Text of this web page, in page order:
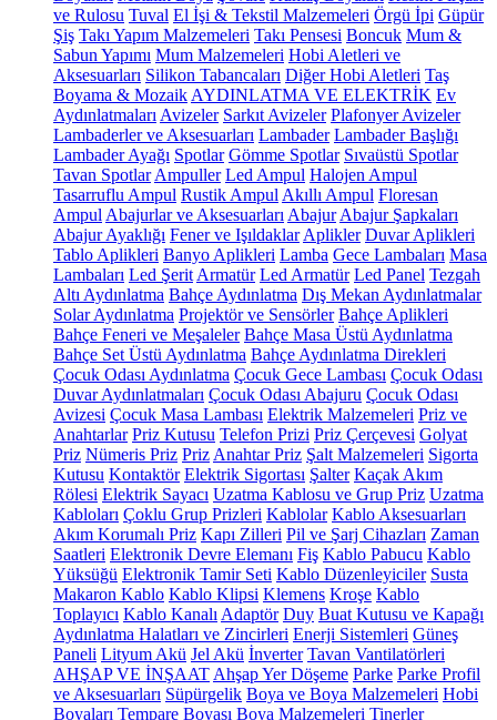
ve Rulosu Tuval El İşi & Tekstil Malzemeleri Örgü İpi Güpür
Şiş Takı Yapım Malzemeleri Takı Pensesi Boncuk Mum &
Sabun Yapımı Mum Malzemeleri Hobi Aletleri ve
Aksesuarları Silikon Tabancaları Diğer Hobi Aletleri Taş
Boyama & Mozaik AYDINLATMA VE ELEKTRİK Ev
Aydınlatmaları Avizeler Sarkıt Avizeler Plafonyer Avizeler
Lambaderler ve Aksesuarları Lambader Lambader Başlığı
Lambader Ayağı Spotlar Gömme Spotlar Sıvaüstü Spotlar
Tavan Spotlar Ampuller Led Ampul Halojen Ampul
Tasarruflu Ampul Rustik Ampul Akıllı Ampul Floresan
Ampul Abajurlar ve Aksesuarları Abajur Abajur Şapkaları
Abajur Ayaklığı Fener ve Işıldaklar Aplikler Duvar Aplikleri
Tablo Aplikleri Banyo Aplikleri Lamba Gece Lambaları Masa
Lambaları Led Şerit Armatür Led Armatür Led Panel Tezgah
Altı Aydınlatma Bahçe Aydınlatma Dış Mekan Aydınlatmalar
Solar Aydınlatma Projektör ve Sensörler Bahçe Aplikleri
Bahçe Feneri ve Meşaleler Bahçe Masa Üstü Aydınlatma
Bahçe Set Üstü Aydınlatma Bahçe Aydınlatma Direkleri
Çocuk Odası Aydınlatma Çocuk Gece Lambası Çocuk Odası
Duvar Aydınlatmaları Çocuk Odası Abajuru Çocuk Odası
Avizesi Çocuk Masa Lambası Elektrik Malzemeleri Priz ve
Anahtarlar Priz Kutusu Telefon Prizi Priz Çerçevesi Golyat
Priz Nümeris Priz Priz Anahtar Priz Şalt Malzemeleri Sigorta
Kutusu Kontaktör Elektrik Sigortası Şalter Kaçak Akım
Rölesi Elektrik Sayacı Uzatma Kablosu ve Grup Priz Uzatma
Kabloları Çoklu Grup Prizleri Kablolar Kablo Aksesuarları
Akım Korumalı Priz Kapı Zilleri Pil ve Şarj Cihazları Zaman
Saatleri Elektronik Devre Elemanı Fiş Kablo Pabucu Kablo
Yüksüğü Elektronik Tamir Seti Kablo Düzenleyiciler Susta
Makaron Kablo Kablo Klipsi Klemens Kroşe Kablo
Toplayıcı Kablo Kanalı Adaptör Duy Buat Kutusu ve Kapağı
Aydınlatma Halatları ve Zincirleri Enerji Sistemleri Güneş
Paneli Lityum Akü Jel Akü İnverter Tavan Vantilatörleri
AHŞAP VE İNŞAAT Ahşap Yer Döşeme Parke Parke Profil
ve Aksesuarları Süpürgelik Boya ve Boya Malzemeleri Hobi
Boyaları Tempare Boyası Boya Malzemeleri Tinerler